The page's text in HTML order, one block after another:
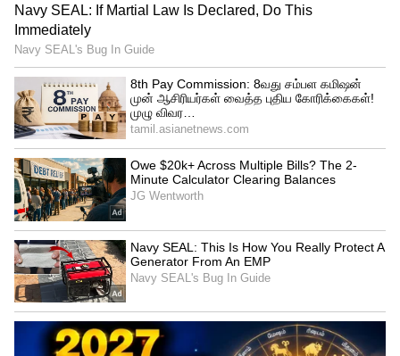
Related Articles
Siragadikka Aasai : கிரிஷுக்காக
மனம்மாறிய ரோகிணி... ரேகா - சத்யா
கல்யாணத்துக்கு நாள் குறித்த முத்து..!
Siragadikka Aasai : மனோஜுக்கு லைஃப்
டைம் செட்டில்மெண்ட் உடன் வந்த வரன்...